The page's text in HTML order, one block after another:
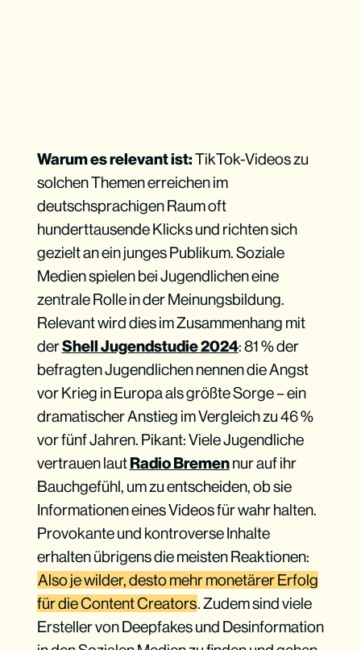
Warum es relevant ist:TikTok-Videos zu
solchen Themen erreichen im
deutschsprachigen Raum oft
hunderttausende Klicks und richten sich
gezielt an ein junges Publikum. Soziale
Medien spielen bei Jugendlichen eine
zentrale Rolle in der Meinungsbildung.
Relevant wird dies im Zusammenhang mit
derShell Jugendstudie 2024: 81 % der
befragten Jugendlichen nennen die Angst
vor Krieg in Europa als größte Sorge – ein
dramatischer Anstieg im Vergleich zu 46 %
vor fünf Jahren. Pikant: Viele Jugendliche
vertrauen lautRadio Bremennur auf ihr
Bauchgefühl, um zu entscheiden, ob sie
Informationen eines Videos für wahr halten.
Provokante und kontroverse Inhalte
erhalten übrigens die meisten Reaktionen:
Also je wilder, desto mehr monetärer Erfolg
für die Content Creators. Zudem sind viele
Ersteller von Deepfakes und Desinformation